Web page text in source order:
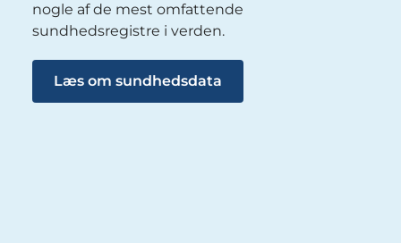
nogle af de mest omfattende
sundhedsregistre i verden.
Læs om sundhedsdata